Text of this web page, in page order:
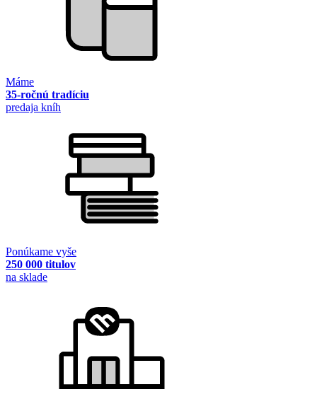
Máme
35-ročnú tradíciu
predaja kníh
Ponúkame vyše
250 000 titulov
na sklade